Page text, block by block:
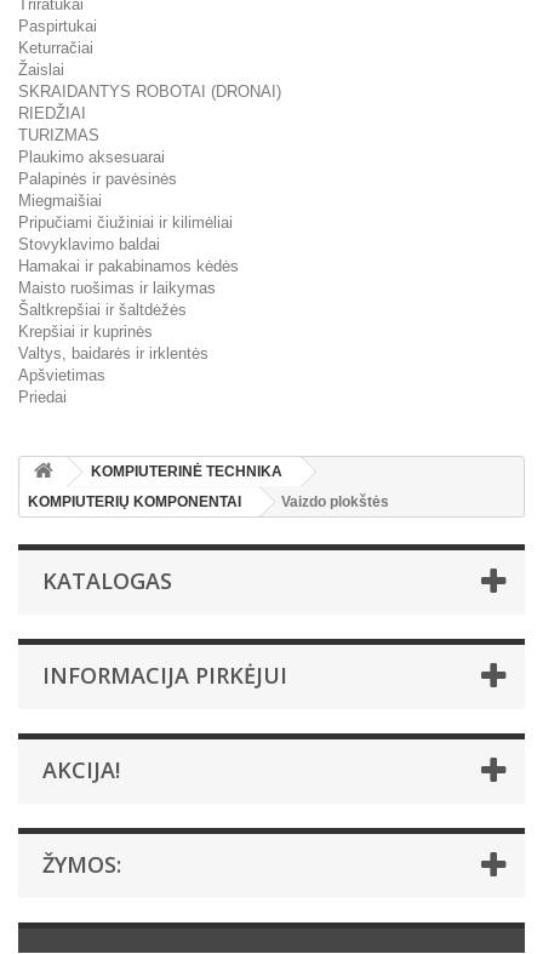
Triratukai
Paspirtukai
Keturračiai
Žaislai
SKRAIDANTYS ROBOTAI (DRONAI)
RIEDŽIAI
TURIZMAS
Plaukimo aksesuarai
Palapinės ir pavėsinės
Miegmaišiai
Pripučiami čiužiniai ir kilimėliai
Stovyklavimo baldai
Hamakai ir pakabinamos kėdės
Maisto ruošimas ir laikymas
Šaltkrepšiai ir šaltdėžės
Krepšiai ir kuprinės
Valtys, baidarės ir irklentės
Apšvietimas
Priedai
KOMPIUTERINĖ TECHNIKA
KOMPIUTERIŲ KOMPONENTAI
Vaizdo plokštės
KATALOGAS
INFORMACIJA PIRKĖJUI
AKCIJA!
ŽYMOS: